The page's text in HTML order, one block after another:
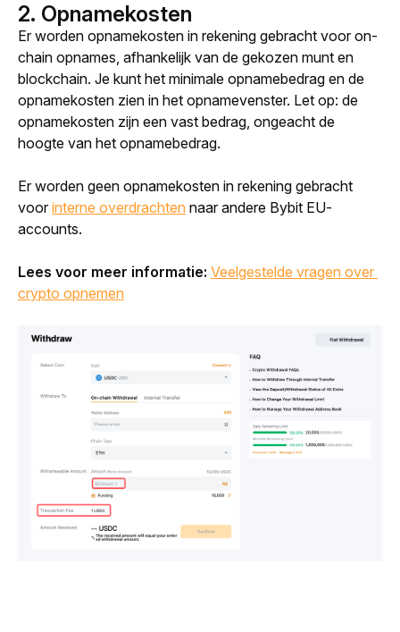
2. Opnamekosten
Er worden opnamekosten in rekening gebracht voor on-
chain opnames, afhankelijk van de gekozen munt en
blockchain. Je kunt het minimale opnamebedrag en de
opnamekosten zien in het opnamevenster. Let op: de
opnamekosten zijn een vast bedrag, ongeacht de
hoogte van het opnamebedrag.
Er worden geen opnamekosten in rekening gebracht
voor interne overdrachten naar andere Bybit EU-
accounts.
Lees voor meer informatie: Veelgestelde vragen over
crypto opnemen